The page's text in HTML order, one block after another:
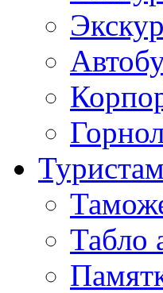
Туристам
Табло